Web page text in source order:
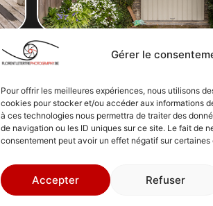
Gérer le
Pour offrir les meilleures expériences, nous utilisons
cookies pour stocker et/ou accéder aux informations
à ces technologies nous permettra de traiter des
de navigation ou les ID uniques sur ce site. Le fait de
consentement peut avoir un effet négatif sur
Accepter Refuser